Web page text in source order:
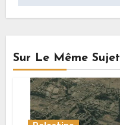
Sur Le Même Sujet